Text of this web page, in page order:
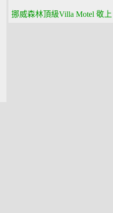
挪威森林頂級Villa Motel 敬上